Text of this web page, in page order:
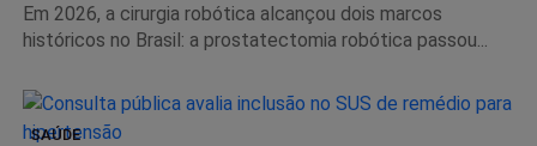
Em 2026, a cirurgia robótica alcançou dois marcos
históricos no Brasil: a prostatectomia robótica passou...
SAÚDE